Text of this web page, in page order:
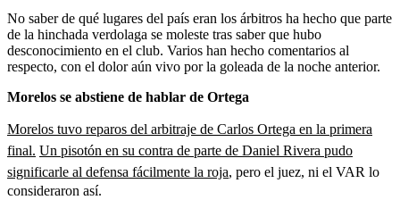
No saber de qué lugares del país eran los árbitros ha hecho que parte
de la hinchada verdolaga se moleste tras saber que hubo
desconocimiento en el club. Varios han hecho comentarios al
respecto, con el dolor aún vivo por la goleada de la noche anterior.
Morelos se abstiene de hablar de Ortega
Morelos tuvo reparos del arbitraje de Carlos Ortega en la primera
final. Un pisotón en su contra de parte de Daniel Rivera pudo
significarle al defensa fácilmente la roja, pero el juez, ni el VAR lo
consideraron así.